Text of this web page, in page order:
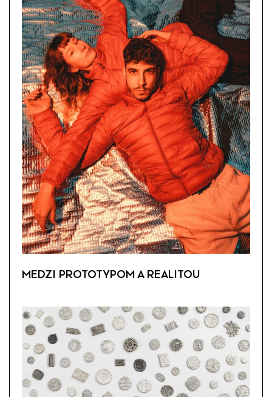
MEDZI PROTOTYPOM A REALITOU